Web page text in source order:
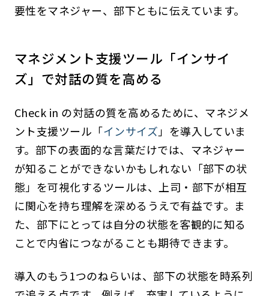
要性をマネジャー、部下ともに伝えています。
マネジメント支援ツール「インサイ
ズ」で対話の質を高める
Check in の対話の質を高めるために、マネジメ
ント支援ツール「インサイズ」を導入していま
す。部下の表面的な言葉だけでは、マネジャー
が知ることができないかもしれない「部下の状
態」を可視化するツールは、上司・部下が相互
に関心を持ち理解を深めるうえで有益です。ま
た、部下にとっては自分の状態を客観的に知る
ことで内省につながることも期待できます。
導入のもう1つのねらいは、部下の状態を時系列